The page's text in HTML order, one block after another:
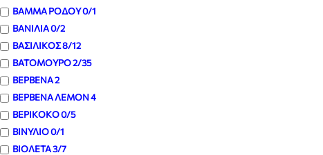
ΒΑΜΜΑ ΡΟΔΟΥ0/1
ΒΑΝΙΛΙΑ0/2
ΒΑΣΙΛΙΚΟΣ8/12
ΒΑΤΟΜΟΥΡΟ2/35
ΒΕΡΒΕΝΑ2
ΒΕΡΒΕΝΑ ΛΕΜΟΝ4
ΒΕΡΙΚΟΚΟ0/5
ΒΙΝΥΛΙΟ0/1
ΒΙΟΛΕΤΑ3/7